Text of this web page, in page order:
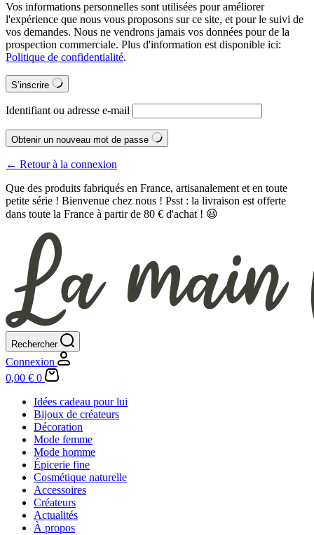
Vos informations personnelles sont utilisées pour améliorer
l'expérience que nous vous proposons sur ce site, et pour le suivi de
vos demandes. Nous ne vendrons jamais vos données pour de la
prospection commerciale. Plus d'information est disponible ici:
Politique de confidentialité.
S’inscrire
Identifiant ou adresse e-mail
Obtenir un nouveau mot de passe
← Retour à la connexion
Que des produits fabriqués en France, artisanalement et en toute
petite série ! Bienvenue chez nous ! Psst : la livraison est offerte
dans toute la France à partir de 80 € d'achat ! 😃
Rechercher
Connexion
Panier
d’achat
0,00 € 0
Idées cadeau pour lui
Bijoux de créateurs
Décoration
Mode femme
Mode homme
Épicerie fine
Cosmétique naturelle
Accessoires
Créateurs
Actualités
À propos